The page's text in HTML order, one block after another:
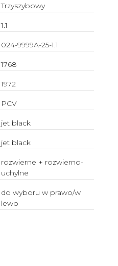
Trzyszybowy
1.1
024-9999A-25-1.1
1768
1972
PCV
jet black
jet black
rozwierne + rozwierno-
uchylne
do wyboru w prawo/w
lewo